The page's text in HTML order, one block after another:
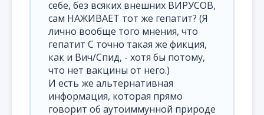
себе, без всяких внешних ВИРУСОВ,
сам НАЖИВАЕТ тот же гепатит? (Я
лично вообще того мнения, что
гепатит С точно такая же фикция,
как и Вич/Спид, - хотя бы потому,
что нет вакцины от него.)
И есть же альтернативная
информация, которая прямо
говорит об аутоиммунной природе